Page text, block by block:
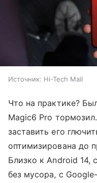
Источник: Hi-Tech Mail
Что на практике?
Magic6 Pro
заставить его
оптимизирована до
Близко к Android
без мусора, с